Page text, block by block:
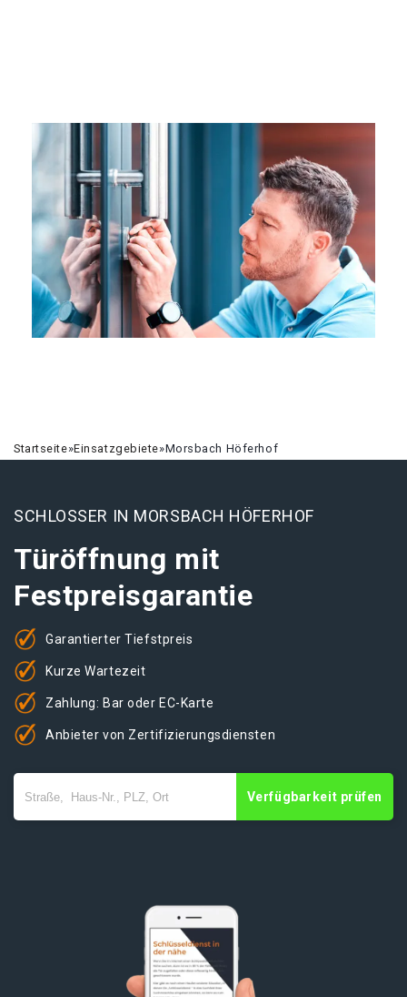
Startseite»Einsatzgebiete»Morsbach Höferhof
SCHLOSSER IN MORSBACH HÖFERHOF
Türöffnung mit
Festpreisgarantie
Garantierter Tiefstpreis
Kurze Wartezeit
Zahlung: Bar oder EC-Karte
Anbieter von Zertifizierungsdiensten
Verfügbarkeit prüfen